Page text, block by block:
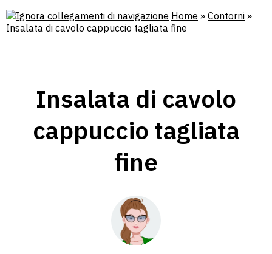
Home » Contorni »
Insalata di cavolo cappuccio tagliata fine
Insalata di cavolo
cappuccio tagliata
fine